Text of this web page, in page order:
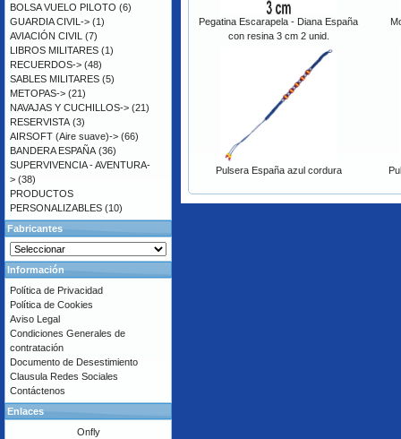
Pegatina Escarapela - Diana España
con resina 3 cm 2 unid.
Pulsera España azul cordura
BOLSA VUELO PILOTO (6)
GUARDIA CIVIL-> (1)
AVIACIÓN CIVIL (7)
LIBROS MILITARES (1)
RECUERDOS-> (48)
SABLES MILITARES (5)
METOPAS-> (21)
NAVAJAS Y CUCHILLOS-> (21)
RESERVISTA (3)
AIRSOFT (Aire suave)-> (66)
BANDERA ESPAÑA (36)
SUPERVIVENCIA - AVENTURA-
> (38)
PRODUCTOS
PERSONALIZABLES (10)
Fabricantes
Información
Política de Privacidad
Política de Cookies
Aviso Legal
Condiciones Generales de
contratación
Documento de Desestimiento
Clausula Redes Sociales
Contáctenos
Enlaces
Onfly